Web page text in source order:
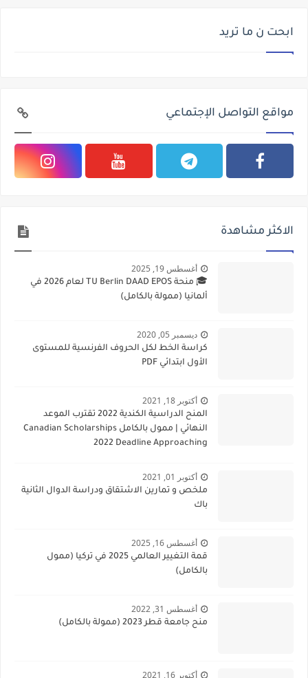
ابحت ن ما تريد
مواقع التواصل الإجتماعي
الاكثر مشاهدة
أغسطس 19, 2025
🎓 منحة TU Berlin DAAD EPOS لعام 2026 في
ألمانيا (ممولة بالكامل)
ديسمبر 05, 2020
كراسة الخط لكل الحروف الفرنسية للمستوى
الأول ابتدائي PDF
أكتوبر 18, 2021
المنح الدراسية الكندية 2022 تقترب الموعد
النهائي | ممول بالكامل Canadian Scholarships
2022 Deadline Approaching
أكتوبر 01, 2021
ملخص و تمارين الاشتقاق ودراسة الدوال الثانية
باك
أغسطس 16, 2025
قمة التغيير العالمي 2025 في تركيا (ممول
بالكامل)
أغسطس 31, 2022
منح جامعة قطر 2023 (ممولة بالكامل)
أكتوبر 16, 2021